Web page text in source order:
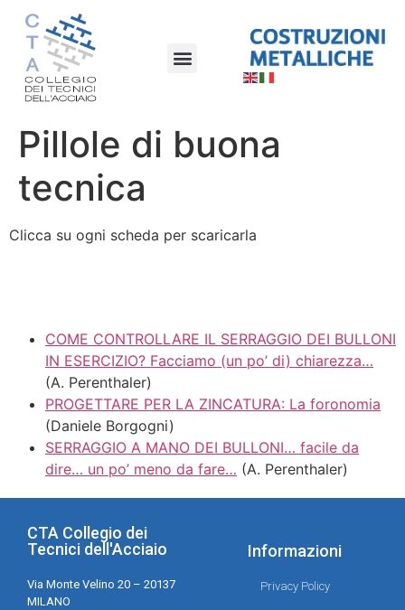
Pillole di buona
tecnica
Clicca su ogni scheda per scaricarla
COME CONTROLLARE IL SERRAGGIO DEI BULLONI
IN ESERCIZIO? Facciamo (un po’ di) chiarezza…
(A. Perenthaler)
PROGETTARE PER LA ZINCATURA: La foronomia
(Daniele Borgogni)
SERRAGGIO A MANO DEI BULLONI… facile da
dire… un po’ meno da fare… (A. Perenthaler)
CTA Collegio dei
Tecnici dell'Acciaio
Via Monte Velino 20 – 20137
MILANO
Informazioni
Privacy Policy